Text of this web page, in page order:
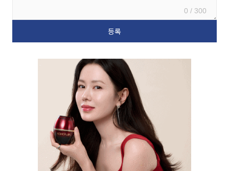
0 / 300